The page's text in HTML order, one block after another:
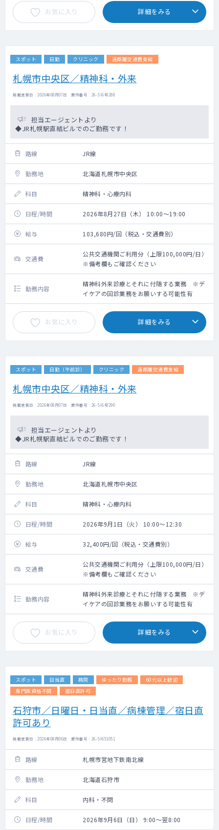
お気に入り 詳細をみる
スポット 日勤 クリニック 遠距離交通費支給
札幌市中央区／精神科・外来
掲載更新日 : 2026年08月07日 案件番号 : 26-SI648288
担当エージェントより
◆JR札幌駅直結ビルでのご勤務です！
路線 JR線
勤務地 北海道札幌市中央区
科目 精神科・心療内科
日程/時間 2026年8月27日（木） 10:00～19:00
給与 103,680円/回（税込・交通費別）
交通費
公共交通機関ご利用分（上限100,000円/日）
※備考欄もご確認ください
勤務内容
精神科外来診療とそれに付随する業務 ※デ
イケアの回診業務をお願いする可能性有
お気に入り 詳細をみる
スポット 日勤（午前診） クリニック 遠距離交通費支給
札幌市中央区／精神科・外来
掲載更新日 : 2026年08月07日 案件番号 : 26-SI648290
担当エージェントより
◆JR札幌駅直結ビルでのご勤務です！
路線 JR線
勤務地 北海道札幌市中央区
科目 精神科・心療内科
日程/時間 2026年9月1日（火） 10:00～12:30
給与 32,400円/回（税込・交通費別）
交通費
公共交通機関ご利用分（上限100,000円/日）
※備考欄もご確認ください
勤務内容
精神科外来診療とそれに付随する業務 ※デ
イケアの回診業務をお願いする可能性有
お気に入り 詳細をみる
スポット 日当直 病院 ゆったり勤務
60代以上歓迎
専門医資格不問
宿日直許可
石狩市／日曜日・日当直／病棟管理／宿日直
許可あり
掲載更新日 : 2026年08月06日 案件番号 : 26-SI651051
路線 札幌市営地下鉄南北線
勤務地 北海道石狩市
科目 内科・不問
日程/時間 2026年9月6日（日） 9:00～翌8:00